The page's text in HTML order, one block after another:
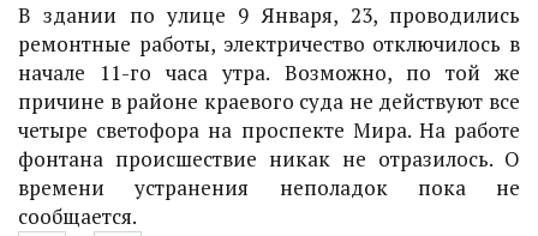
В здании по улице 9 Января, 23, проводились
ремонтные работы, электричество отключилось в
начале 11-го часа утра. Возможно, по той же
причине в районе краевого суда не действуют все
четыре светофора на проспекте Мира. На работе
фонтана происшествие никак не отразилось. О
времени устранения неполадок пока не
сообщается.